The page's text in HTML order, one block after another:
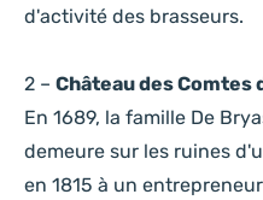
d'activité des brasseurs.
2 – Château des Comtes
En 1689, la famille De
demeure sur les ruines
en 1815 à un